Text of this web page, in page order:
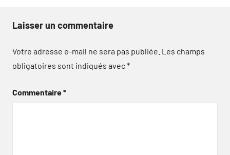
Laisser un commentaire
Votre adresse e-mail ne sera pas publiée. Les champs
obligatoires sont indiqués avec*
Commentaire*